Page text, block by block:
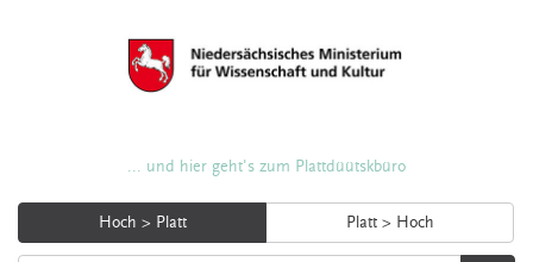
... und hier geht's zum Plattdüütskbüro
Hoch > Platt Platt > Hoch